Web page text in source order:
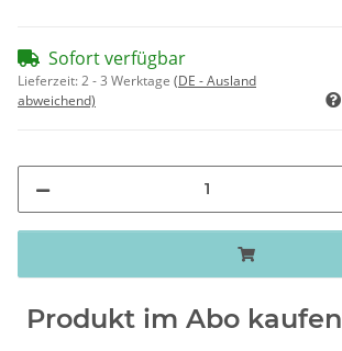
Sofort verfügbar
Lieferzeit:2 - 3 Werktage (DE - Ausland
abweichend)
Produkt im Abo kaufen